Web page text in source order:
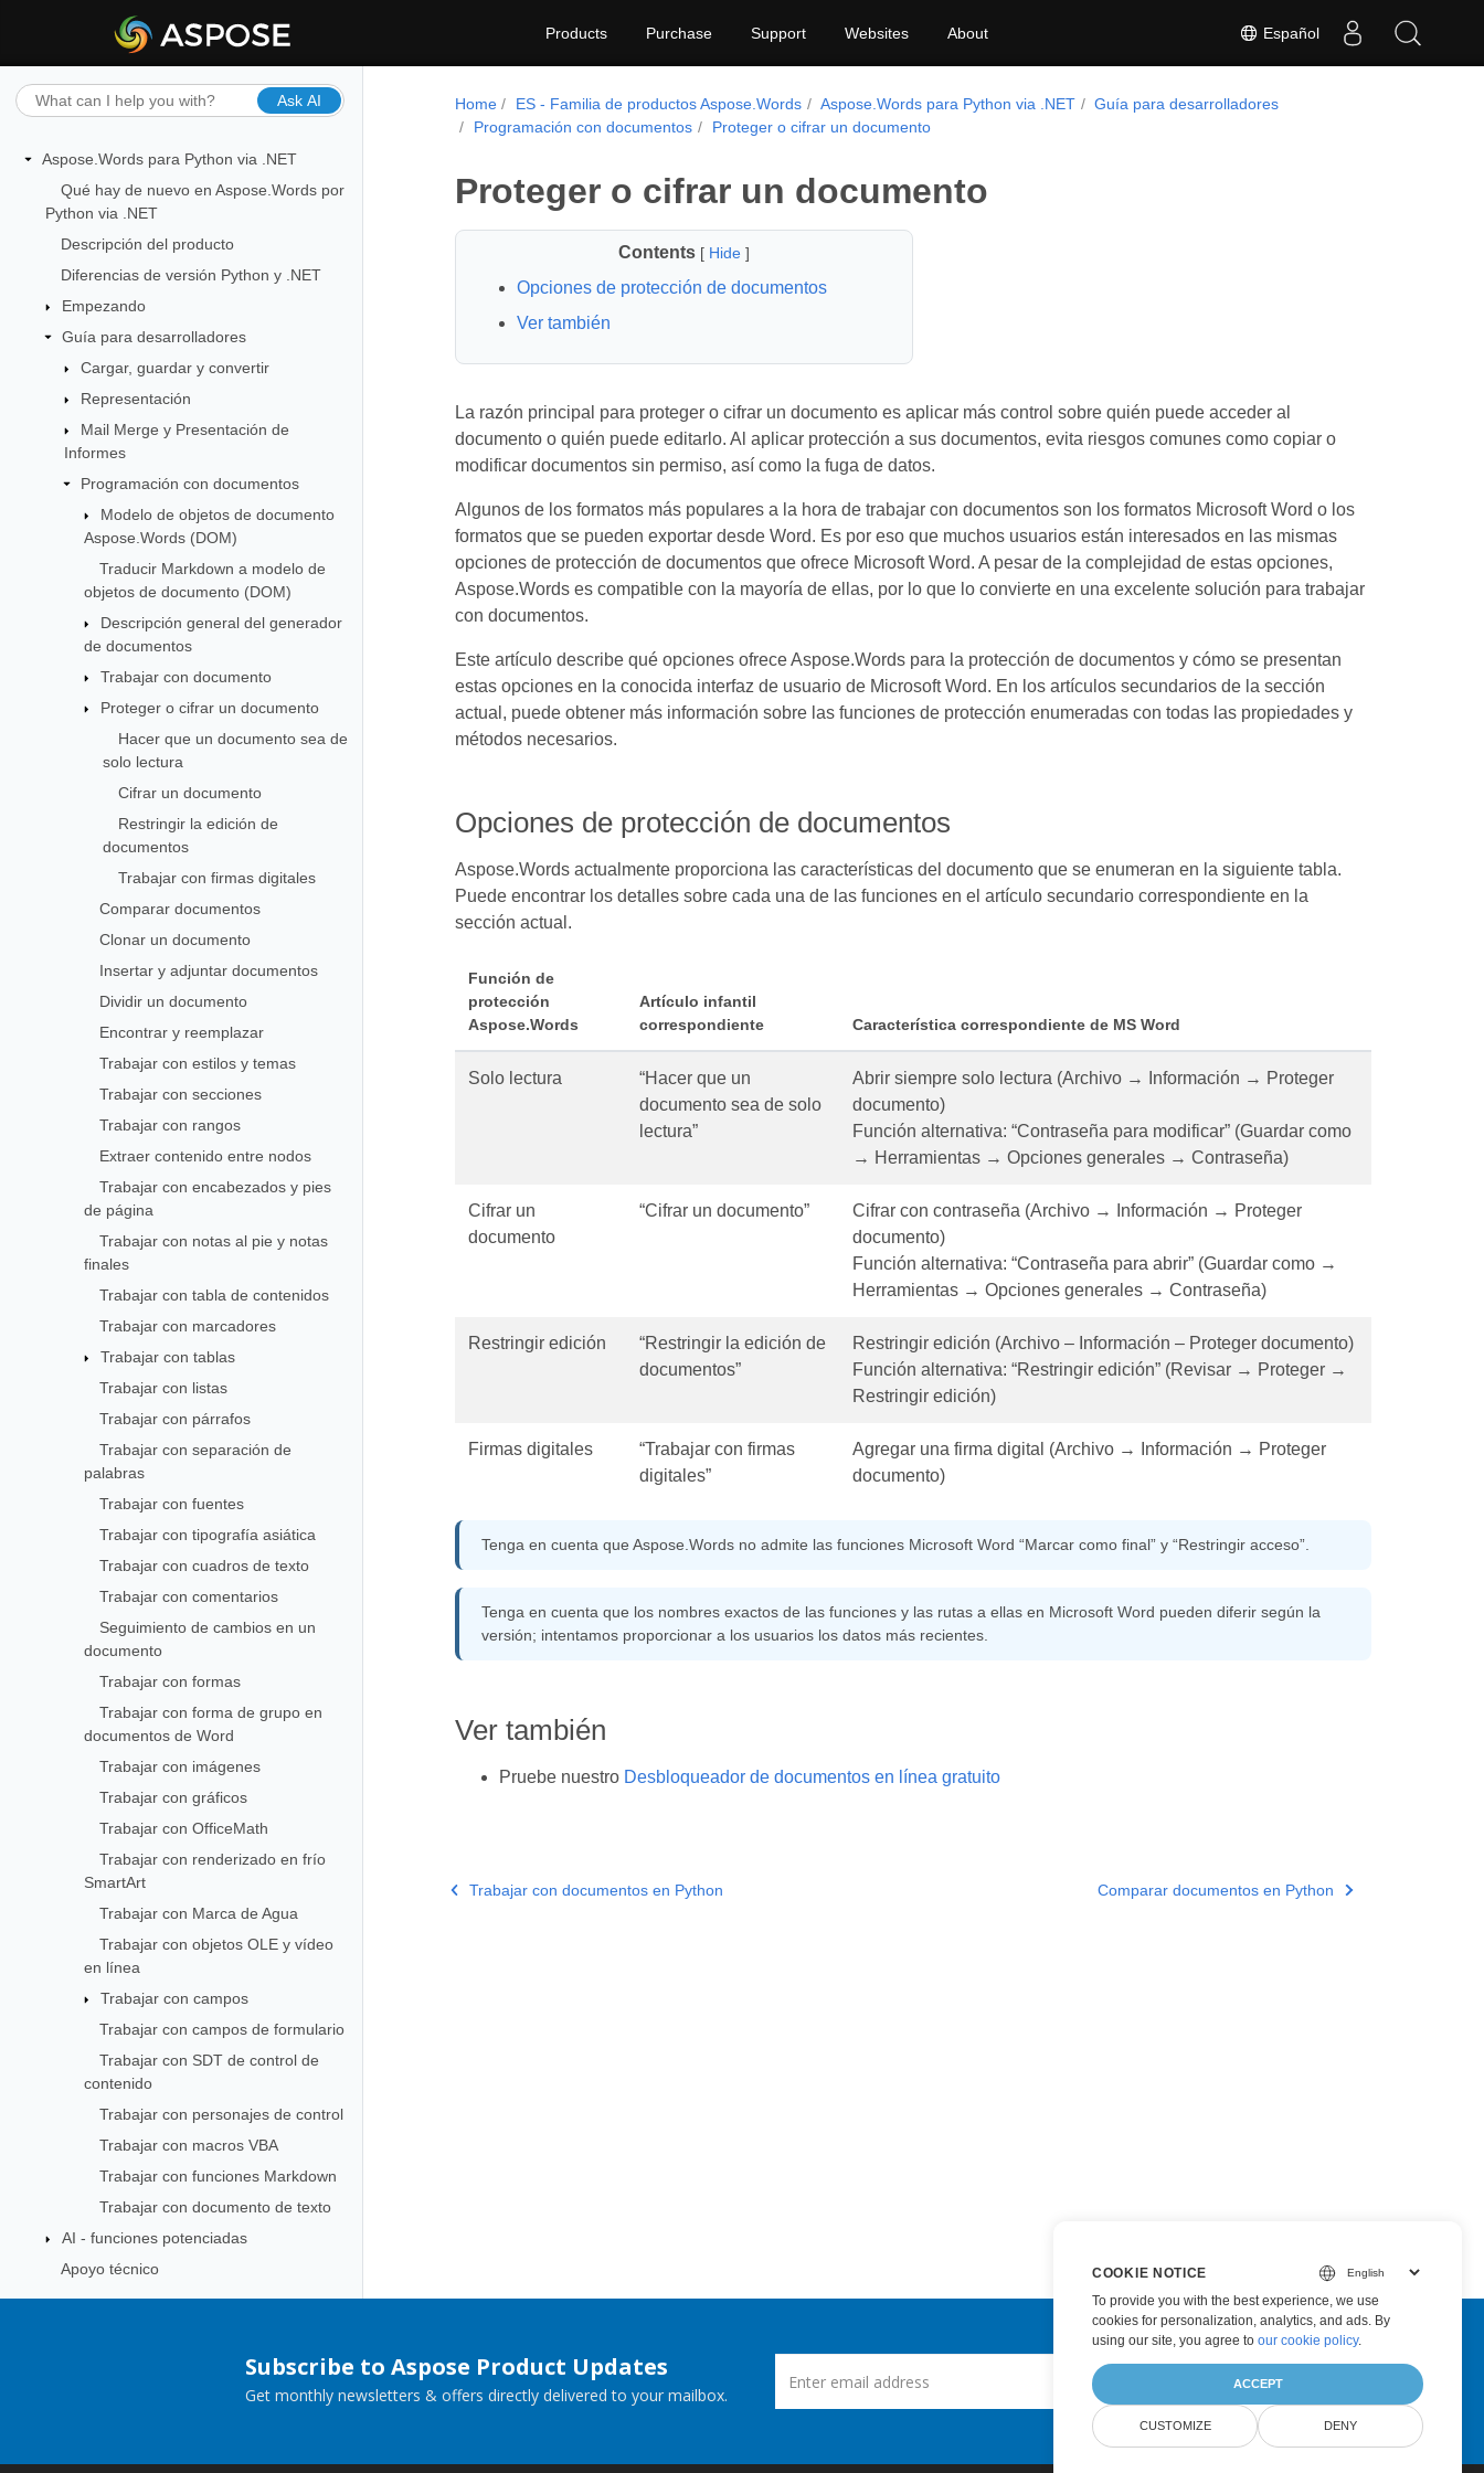
Español
Products Purchase Support Websites About
Ask AI
Aspose.Words para Python via .NET
Qué hay de nuevo en Aspose.Words por
Python via .NET
Descripción del producto
Diferencias de versión Python y .NET
Empezando
Guía para desarrolladores
Cargar, guardar y convertir
Representación
Mail Merge y Presentación de
Informes
Programación con documentos
Modelo de objetos de documento
Aspose.Words (DOM)
Traducir Markdown a modelo de
objetos de documento (DOM)
Descripción general del generador
de documentos
Trabajar con documento
Proteger o cifrar un documento
Hacer que un documento sea de
solo lectura
Cifrar un documento
Restringir la edición de
documentos
Trabajar con firmas digitales
Comparar documentos
Clonar un documento
Insertar y adjuntar documentos
Dividir un documento
Encontrar y reemplazar
Trabajar con estilos y temas
Trabajar con secciones
Trabajar con rangos
Extraer contenido entre nodos
Trabajar con encabezados y pies
de página
Trabajar con notas al pie y notas
finales
Trabajar con tabla de contenidos
Trabajar con marcadores
Trabajar con tablas
Trabajar con listas
Trabajar con párrafos
Trabajar con separación de
palabras
Trabajar con fuentes
Trabajar con tipografía asiática
Trabajar con cuadros de texto
Trabajar con comentarios
Seguimiento de cambios en un
documento
Trabajar con formas
Trabajar con forma de grupo en
documentos de Word
Trabajar con imágenes
Trabajar con gráficos
Trabajar con OfficeMath
Trabajar con renderizado en frío
SmartArt
Trabajar con Marca de Agua
Trabajar con objetos OLE y vídeo
en línea
Trabajar con campos
Trabajar con campos de formulario
Trabajar con SDT de control de
contenido
Trabajar con personajes de control
Trabajar con macros VBA
Trabajar con funciones Markdown
Trabajar con documento de texto
AI - funciones potenciadas
Apoyo técnico
Home ES - Familia de productos Aspose.Words Aspose.Words para Python via .NET
Guía para desarrolladores
Programación con documentos
Proteger o cifrar un documento
Proteger o cifrar un documento
Contents[ Hide ]
Opciones de protección de documentos
Ver también
La razón principal para proteger o cifrar un documento es aplicar más control sobre quién puede acceder al
documento o quién puede editarlo. Al aplicar protección a sus documentos, evita riesgos comunes como copiar o
modificar documentos sin permiso, así como la fuga de datos.
Algunos de los formatos más populares a la hora de trabajar con documentos son los formatos Microsoft Word o los
formatos que se pueden exportar desde Word. Es por eso que muchos usuarios están interesados en las mismas
opciones de protección de documentos que ofrece Microsoft Word. A pesar de la complejidad de estas opciones,
Aspose.Words es compatible con la mayoría de ellas, por lo que lo convierte en una excelente solución para trabajar
con documentos.
Este artículo describe qué opciones ofrece Aspose.Words para la protección de documentos y cómo se presentan
estas opciones en la conocida interfaz de usuario de Microsoft Word. En los artículos secundarios de la sección
actual, puede obtener más información sobre las funciones de protección enumeradas con todas las propiedades y
métodos necesarios.
Opciones de protección de documentos
Aspose.Words actualmente proporciona las características del documento que se enumeran en la siguiente tabla.
Puede encontrar los detalles sobre cada una de las funciones en el artículo secundario correspondiente en la
sección actual.
Función de
protección
Aspose.Words
Artículo infantil
correspondiente
Característica correspondiente de MS Word
Solo lectura
“Hacer que un
documento sea de solo
lectura”
Abrir siempre solo lectura (Archivo → Información → Proteger
documento)
Función alternativa: “Contraseña para modificar” (Guardar como
→ Herramientas → Opciones generales → Contraseña)
Cifrar un
documento
“Cifrar un documento”
Cifrar con contraseña (Archivo → Información → Proteger
documento)
Función alternativa: “Contraseña para abrir” (Guardar como →
Herramientas → Opciones generales → Contraseña)
Restringir edición
“Restringir la edición de
documentos”
Restringir edición (Archivo – Información – Proteger documento)
Función alternativa: “Restringir edición” (Revisar → Proteger →
Restringir edición)
Firmas digitales
“Trabajar con firmas
digitales”
Agregar una firma digital (Archivo → Información → Proteger
documento)
Tenga en cuenta que Aspose.Words no admite las funciones Microsoft Word “Marcar como final” y “Restringir acceso”.
Tenga en cuenta que los nombres exactos de las funciones y las rutas a ellas en Microsoft Word pueden diferir según la
versión; intentamos proporcionar a los usuarios los datos más recientes.
Ver también
Pruebe nuestro Desbloqueador de documentos en línea gratuito
Trabajar con documentos en Python Comparar documentos en Python
Subscribe to Aspose Product Updates
Get monthly newsletters & offers directly delivered to your mailbox.
Submit
COOKIE NOTICE
To provide you with the best experience, we use
cookies for personalization, analytics, and ads. By
using our site, you agree to our cookie policy.
ACCEPT
CUSTOMIZE DENY